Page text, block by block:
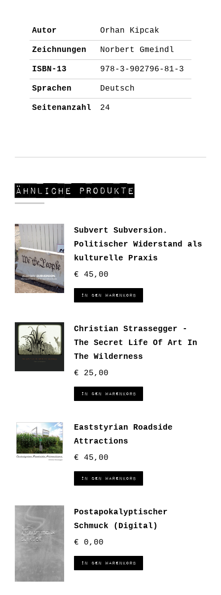
Autor Orhan Kipcak
Zeichnungen Norbert Gmeindl
ISBN-13 978-3-902796-81-3
Sprachen Deutsch
Seitenanzahl 24
Ähnliche Produkte
Subvert Subversion.
Politischer Widerstand als
kulturelle Praxis
€ 45,00
In den Warenkorb
Christian Strassegger -
The Secret Life Of Art In
The Wilderness
€ 25,00
In den Warenkorb
Eaststyrian Roadside
Attractions
€ 45,00
In den Warenkorb
Postapokalyptischer
Schmuck (Digital)
€ 0,00
In den Warenkorb